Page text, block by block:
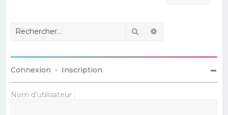
Rechercher
Connexion • Inscription
Nom d’utilisateur :